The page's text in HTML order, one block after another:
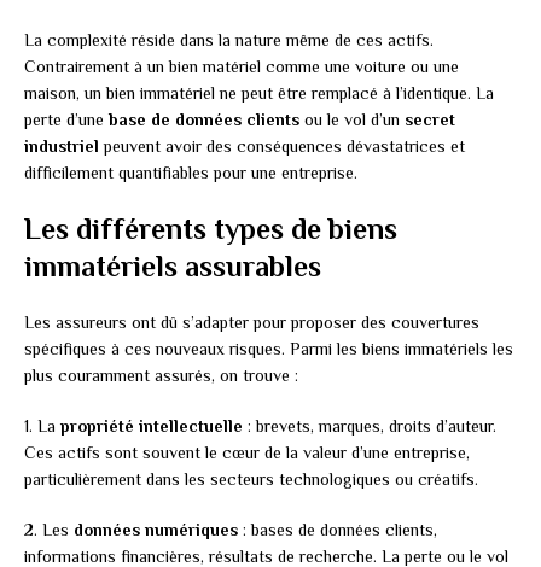
La complexité réside dans la nature même de ces actifs.
Contrairement à un bien matériel comme une voiture ou une
maison, un bien immatériel ne peut être remplacé à l’identique. La
perte d’unebase de données clients ou le vol d’un secret
industriel peuvent avoir des conséquences dévastatrices et
difficilement quantifiables pour une entreprise.
Les différents types de biens
immatériels assurables
Les assureurs ont dû s’adapter pour proposer des couvertures
spécifiques à ces nouveaux risques. Parmi les biens immatériels les
plus couramment assurés, on trouve :
1. La propriété intellectuelle : brevets, marques, droits d’auteur.
Ces actifs sont souvent le cœur de la valeur d’une entreprise,
particulièrement dans les secteurs technologiques ou créatifs.
2. Les données numériques : bases de données clients,
informations financières, résultats de recherche. La perte ou le vol